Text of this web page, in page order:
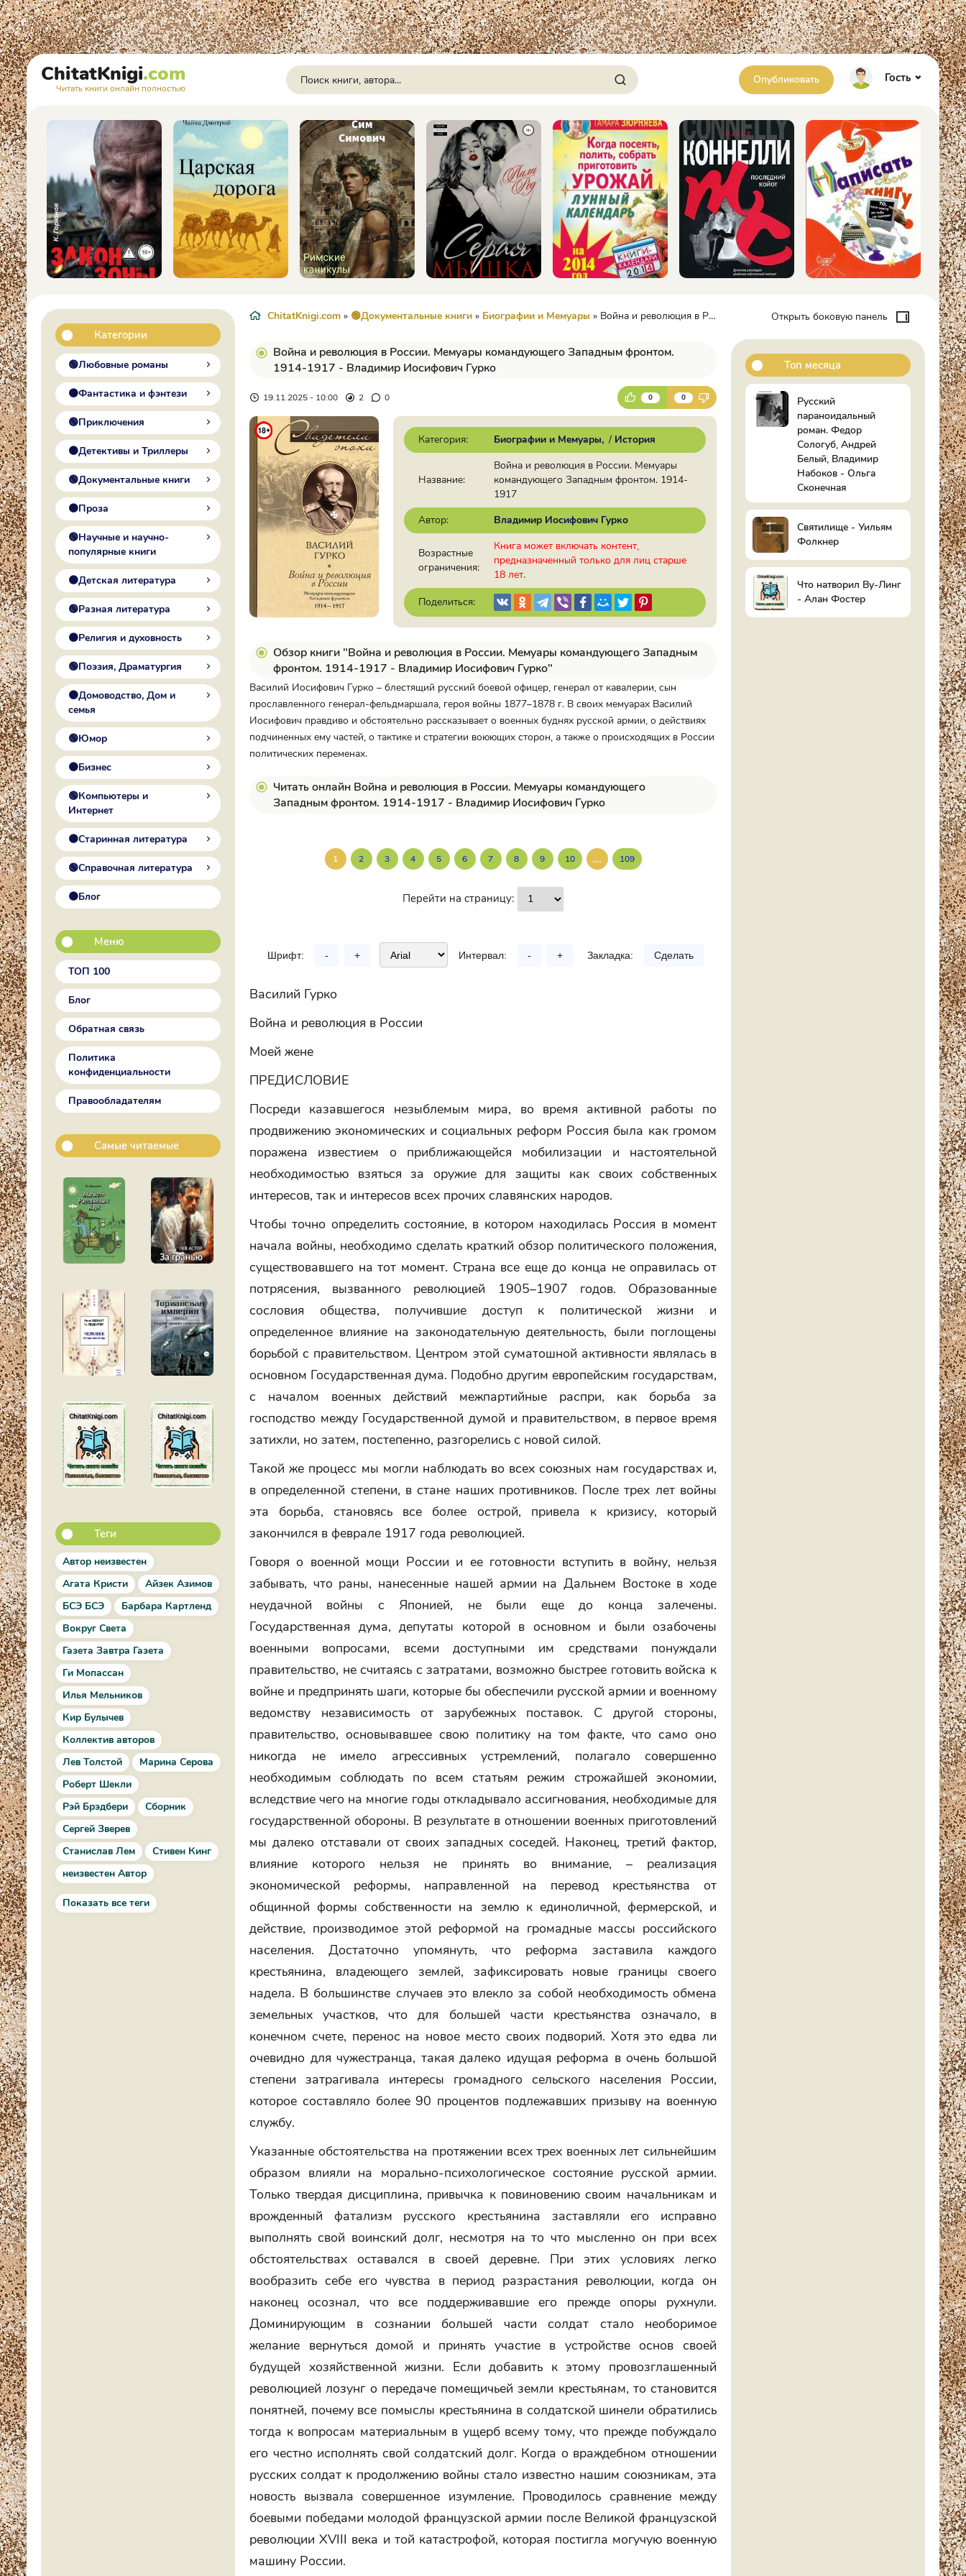
ChitatKnigi.com
Читать книги онлайн полностью
Опубликовать Гость
Категории
🟢Любовные романы
🟠Фантастика и фэнтези
🟢Приключения
🟠Детективы и Триллеры
🟢Документальные книги
🟠Проза
🟢Научные и научно-
популярные книги
🟠Детская литература
🟢Разная литература
🟠Религия и духовность
🟢Поэзия, Драматургия
🟠Домоводство, Дом и
семья
🟢Юмор
🟠Бизнес
🟢Компьютеры и
Интернет
🟠Старинная литература
🟢Справочная литература
🟠Блог
Меню
ТОП 100
Блог
Обратная связь
Политика
конфиденциальности
Правообладателям
Самые читаемые
Теги
Автор неизвестен
Агата Кристи
Айзек Азимов
БСЭ БСЭ
Барбара Картленд
Вокруг Света
Газета Завтра Газета
Ги Мопассан
Илья Мельников
Кир Булычев
Коллектив авторов
Лев Толстой
Марина Серова
Роберт Шекли
Рэй Брэдбери
Сборник
Сергей Зверев
Станислав Лем
Стивен Кинг
неизвестен Автор
Показать все теги
ChitatKnigi.com » 🟢Документальные книги » Биографии и Мемуары » Война и революция в России. Мемуары командующего Западным фронтом. 1914-1917 - Владимир Иосифович Гурко
Война и революция в России. Мемуары командующего Западным фронтом.
1914-1917 - Владимир Иосифович Гурко
19.11.2025 - 10:00 2 0 0 0
Категория: Биографии и Мемуары / История
Название:
Война и революция в России. Мемуары
командующего Западным фронтом. 1914-
1917
Автор:
Владимир Иосифович Гурко
Возрастные
ограничения:
Книга может включать контент,
предназначенный только для лиц старше
18 лет.
Поделиться:
Обзор книги "Война и революция в России. Мемуары командующего Западным
фронтом. 1914-1917 - Владимир Иосифович Гурко"
Василий Иосифович Гурко – блестящий русский боевой офицер, генерал от кавалерии, сын
прославленного генерал-фельдмаршала, героя войны 1877–1878 г. В своих мемуарах Василий
Иосифович правдиво и обстоятельно рассказывает о военных буднях русской армии, о действиях
подчиненных ему частей, о тактике и стратегии воюющих сторон, а также о происходящих в России
политических переменах.
Читать онлайн Война и революция в России. Мемуары командующего
Западным фронтом. 1914-1917 - Владимир Иосифович Гурко
1 2 3 4 5 6 7 8 9 10 ... 109
Перейти на страницу:
Шрифт: - + Интервал: - + Закладка: Сделать
Василий Гурко
Война и революция в России
Моей жене
ПРЕДИСЛОВИЕ
Посреди казавшегося незыблемым мира, во время активной работы по
продвижению экономических и социальных реформ Россия была как громом
поражена известием о приближающейся мобилизации и настоятельной
необходимостью взяться за оружие для защиты как своих собственных
интересов, так и интересов всех прочих славянских народов.
Чтобы точно определить состояние, в котором находилась Россия в момент
начала войны, необходимо сделать краткий обзор политического положения,
существовавшего на тот момент. Страна все еще до конца не оправилась от
потрясения, вызванного революцией 1905–1907 годов. Образованные
сословия общества, получившие доступ к политической жизни и
определенное влияние на законодательную деятельность, были поглощены
борьбой с правительством. Центром этой суматошной активности являлась в
основном Государственная дума. Подобно другим европейским государствам,
с началом военных действий межпартийные распри, как борьба за
господство между Государственной думой и правительством, в первое время
затихли, но затем, постепенно, разгорелись с новой силой.
Такой же процесс мы могли наблюдать во всех союзных нам государствах и,
в определенной степени, в стане наших противников. После трех лет войны
эта борьба, становясь все более острой, привела к кризису, который
закончился в феврале 1917 года революцией.
Говоря о военной мощи России и ее готовности вступить в войну, нельзя
забывать, что раны, нанесенные нашей армии на Дальнем Востоке в ходе
неудачной войны с Японией, не были еще до конца залечены.
Государственная дума, депутаты которой в основном и были озабочены
военными вопросами, всеми доступными им средствами понуждали
правительство, не считаясь с затратами, возможно быстрее готовить войска к
войне и предпринять шаги, которые бы обеспечили русской армии и военному
ведомству независимость от зарубежных поставок. С другой стороны,
правительство, основывавшее свою политику на том факте, что само оно
никогда не имело агрессивных устремлений, полагало совершенно
необходимым соблюдать по всем статьям режим строжайшей экономии,
вследствие чего на многие годы откладывало ассигнования, необходимые для
государственной обороны. В результате в отношении военных приготовлений
мы далеко отставали от своих западных соседей. Наконец, третий фактор,
влияние которого нельзя не принять во внимание, – реализация
экономической реформы, направленной на перевод крестьянства от
общинной формы собственности на землю к единоличной, фермерской, и
действие, производимое этой реформой на громадные массы российского
населения. Достаточно упомянуть, что реформа заставила каждого
крестьянина, владеющего землей, зафиксировать новые границы своего
надела. В большинстве случаев это влекло за собой необходимость обмена
земельных участков, что для большей части крестьянства означало, в
конечном счете, перенос на новое место своих подворий. Хотя это едва ли
очевидно для чужестранца, такая далеко идущая реформа в очень большой
степени затрагивала интересы громадного сельского населения России,
которое составляло более 90 процентов подлежавших призыву на военную
службу.
Указанные обстоятельства на протяжении всех трех военных лет сильнейшим
образом влияли на морально-психологическое состояние русской армии.
Только твердая дисциплина, привычка к повиновению своим начальникам и
врожденный фатализм русского крестьянина заставляли его исправно
выполнять свой воинский долг, несмотря на то что мысленно он при всех
обстоятельствах оставался в своей деревне. При этих условиях легко
вообразить себе его чувства в период разрастания революции, когда он
наконец осознал, что все поддерживавшие его прежде опоры рухнули.
Доминирующим в сознании большей части солдат стало необоримое
желание вернуться домой и принять участие в устройстве основ своей
будущей хозяйственной жизни. Если добавить к этому провозглашенный
революцией лозунг о передаче помещичьей земли крестьянам, то становится
понятней, почему все помыслы крестьянина в солдатской шинели обратились
тогда к вопросам материальным в ущерб всему тому, что прежде побуждало
его честно исполнять свой солдатский долг. Когда о враждебном отношении
русских солдат к продолжению войны стало известно нашим союзникам, эта
новость вызвала совершенное изумление. Проводилось сравнение между
боевыми победами молодой французской армии после Великой французской
революции XVIII века и той катастрофой, которая постигла могучую военную
машину России.
Открыть боковую панель
Топ месяца
Русский
параноидальный
роман. Федор
Сологуб, Андрей
Белый, Владимир
Набоков - Ольга
Сконечная
Святилище - Уильям
Фолкнер
Что натворил Ву-Линг
- Алан Фостер